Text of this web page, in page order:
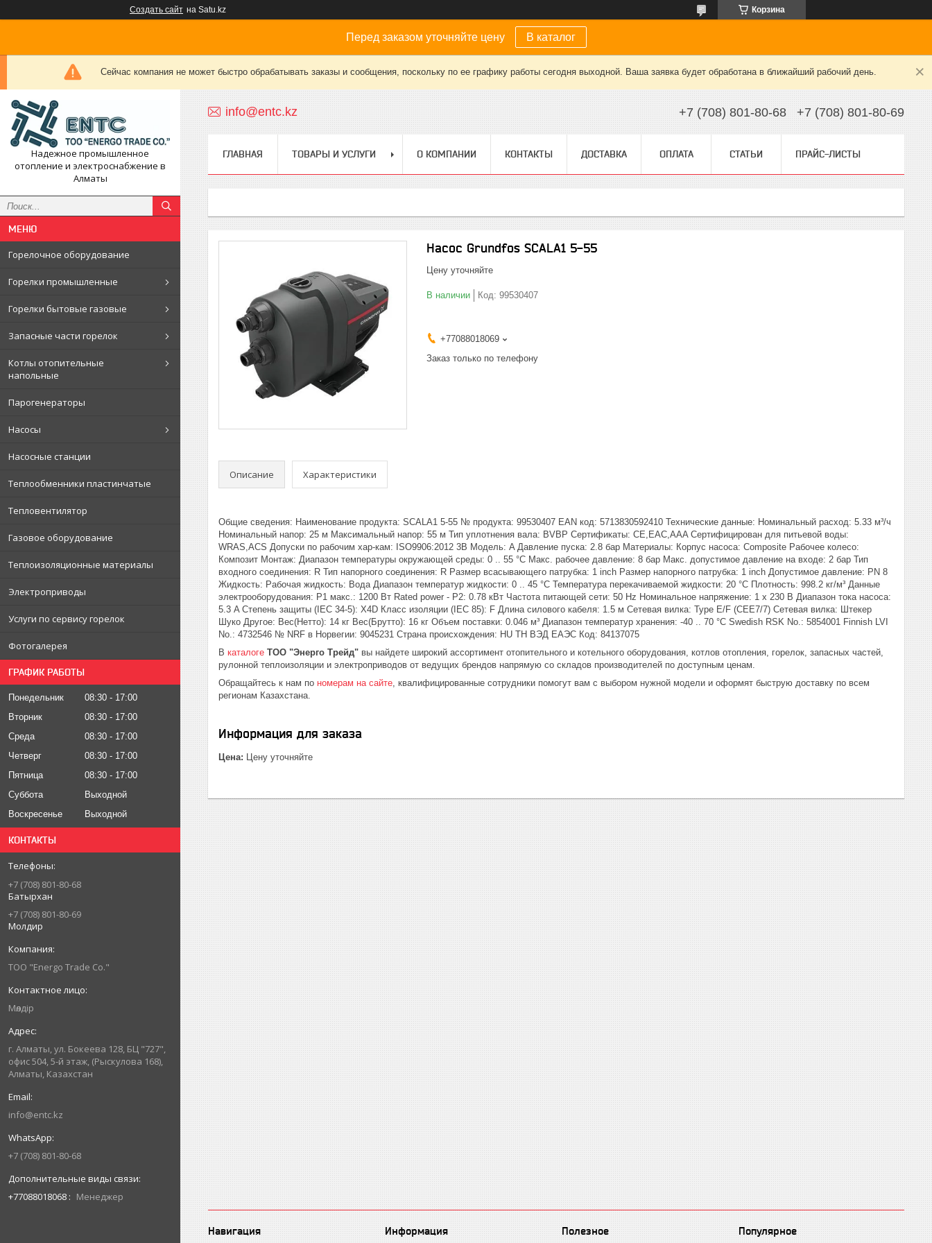
Создать сайт на Satu.kz Корзина
Перед заказом уточняйте цену В каталог
Сейчас компания не может быстро обрабатывать заказы и сообщения, поскольку по ее графику работы сегодня выходной. Ваша заявка будет обработана в ближайший рабочий день.
Надежное промышленное
отопление и электроснабжение в
Алматы
Горелочное оборудование
Горелки промышленные
Горелки бытовые газовые
Запасные части горелок
Котлы отопительные
напольные
Парогенераторы
Насосы
Насосные станции
Теплообменники пластинчатые
Тепловентилятор
Газовое оборудование
Теплоизоляционные материалы
Электроприводы
Услуги по сервису горелок
Фотогалерея
ГРАФИК РАБОТЫ
Понедельник 08:30
17:00
Вторник
08:30
17:00
Среда
08:30
17:00
Четверг
08:30
17:00
Пятница
08:30
17:00
Суббота
Выходной
Воскресенье
Выходной
КОНТАКТЫ
+7 (708) 801-80-68
Батырхан
+7 (708) 801-80-69
Молдир
ТОО "Energo Trade Co."
Мөлдір
г. Алматы, ул. Бокеева 128, БЦ "727",
офис 504, 5-й этаж, (Рыскулова 168),
Алматы, Казахстан
info@entc.kz
+7 (708) 801-80-68
+77088018068 Менеджер
info@entc.kz +7 (708) 801-80-68 +7 (708) 801-80-69
ГЛАВНАЯ ТОВАРЫ И УСЛУГИ О КОМПАНИИ КОНТАКТЫ ДОСТАВКА ОПЛАТА СТАТЬИ ПРАЙС-ЛИСТЫ
Насос Grundfos SCALA1 5-55
Цену уточняйте
В наличии Код: 99530407
+77088018069
Заказ только по телефону
Описание Характеристики
Общие сведения: Наименование продукта: SCALA1 5-55 № продукта: 99530407 EAN код: 5713830592410 Технические данные: Номинальный расход: 5.33 м³/ч
Номинальный напор: 25 м Максимальный напор: 55 м Тип уплотнения вала: BVBP Сертификаты: CE,EAC,AAA Сертифицирован для питьевой воды:
WRAS,ACS Допуски по рабочим хар-кам: ISO9906:2012 3B Модель: A Давление пуска: 2.8 бар Материалы: Корпус насоса: Composite Рабочее колесо:
Композит Монтаж: Диапазон температуры окружающей среды: 0 .. 55 °C Макс. рабочее давление: 8 бар Макс. допустимое давление на входе: 2 бар Тип
входного соединения: R Тип напорного соединения: R Размер всасывающего патрубка: 1 inch Размер напорного патрубка: 1 inch Допустимое давление: PN 8
Жидкость: Рабочая жидкость: Вода Диапазон температур жидкости: 0 .. 45 °C Температура перекачиваемой жидкости: 20 °C Плотность: 998.2 кг/м³ Данные
электрооборудования: P1 макс.: 1200 Вт Rated power - P2: 0.78 кВт Частота питающей сети: 50 Hz Номинальное напряжение: 1 x 230 В Диапазон тока насоса:
5.3 A Степень защиты (IEC 34-5): X4D Класс изоляции (IEC 85): F Длина силового кабеля: 1.5 м Сетевая вилка: Type E/F (CEE7/7) Сетевая вилка: Штекер
Шуко Другое: Вес(Нетто): 14 кг Вес(Брутто): 16 кг Объем поставки: 0.046 м³ Диапазон температур хранения: -40 .. 70 °C Swedish RSK No.: 5854001 Finnish LVI
No.: 4732546 № NRF в Норвегии: 9045231 Cтрана происхождения: HU ТН ВЭД ЕАЭС Код: 84137075
В каталоге ТОО "Энерго Трейд" вы найдете широкий ассортимент отопительного и котельного оборудования, котлов отопления, горелок, запасных частей,
рулонной теплоизоляции и электроприводов от ведущих брендов напрямую со складов производителей по доступным ценам.
Обращайтесь к нам по номерам на сайте, квалифицированные сотрудники помогут вам с выбором нужной модели и оформят быструю доставку по всем
регионам Казахстана.
Информация для заказа
Цена: Цену уточняйте
Навигация Информация Полезное Популярное